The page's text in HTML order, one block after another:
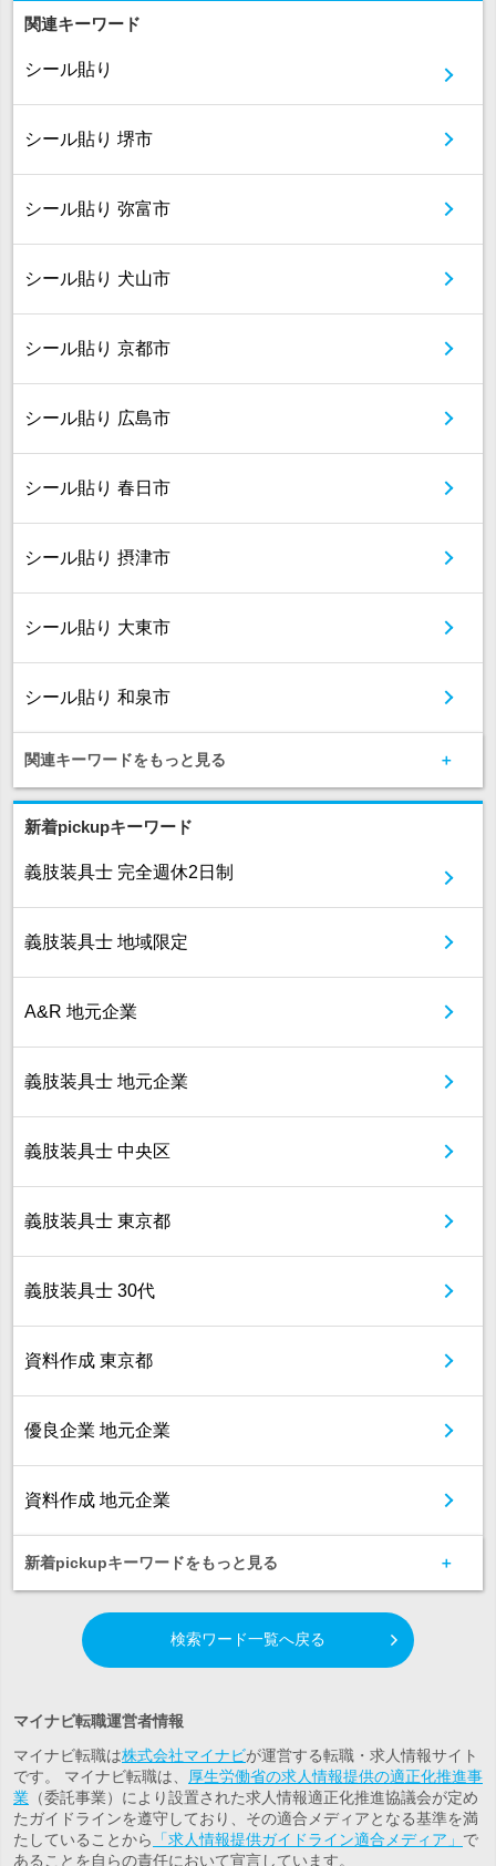
関連キーワード
シール貼り
シール貼り 堺市
シール貼り 弥富市
シール貼り 犬山市
シール貼り 京都市
シール貼り 広島市
シール貼り 春日市
シール貼り 摂津市
シール貼り 大東市
シール貼り 和泉市
関連キーワードをもっと見る
新着pickupキーワード
義肢装具士 完全週休2日制
義肢装具士 地域限定
A&R 地元企業
義肢装具士 地元企業
義肢装具士 中央区
義肢装具士 東京都
義肢装具士 30代
資料作成 東京都
優良企業 地元企業
資料作成 地元企業
新着pickupキーワードをもっと見る
検索ワード一覧へ戻る
マイナビ転職運営者情報
マイナビ転職は株式会社マイナビが運営する転職・求人情報サイト
です。 マイナビ転職は、
厚生労働省の求人情報提供の適正化推進事
業 （委託事業）により設置された求人情報適正化推進協議会が定め
たガイドラインを遵守しており、その適合メディアとなる基準を満
たしていることから
「求人情報提供ガイドライン適合メディア」 で
あることを自らの責任において宣言しています。